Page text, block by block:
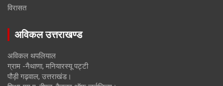
विरासत
अविकल उत्तराखण्ड
अविकल थपलियाल
ग्राम -नैथाणा, मनियारस्यू पट्टी
पौड़ी गढ़वाल, उत्तराखंड।